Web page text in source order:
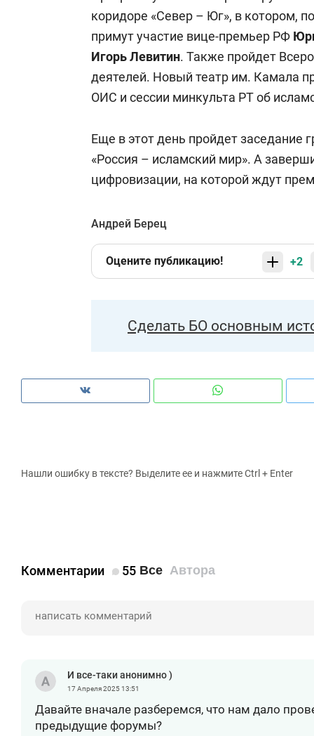
коридоре «Север – Юг», в котором,
примут участие вице-премьер РФ
Игорь Левитин. Также пройдет
деятелей. Новый театр им. Камала
ОИС и сессии минкульта РТ об
Еще в этот день пройдет заседание
«Россия – исламский мир». А
цифровизации, на которой ждут
Андрей Берец
Оцените публикацию! +2
Сделать БО основным
Нашли ошибку в тексте? Выделите ее и нажмите Ctrl + Enter
Комментарии 55 Все Автора
И все-таки анонимно )
17 Апреля 202513:51
Давайте вначале разберемся, что нам дало
предыдущие форумы?